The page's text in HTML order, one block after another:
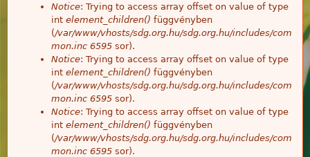
Notice: Trying to access array offset on value of type
int element_children() függvényben
(/var/www/vhosts/sdg.org.hu/sdg.org.hu/includes/com
mon.inc 6595 sor).
Notice: Trying to access array offset on value of type
int element_children() függvényben
(/var/www/vhosts/sdg.org.hu/sdg.org.hu/includes/com
mon.inc 6595 sor).
Notice: Trying to access array offset on value of type
int element_children() függvényben
(/var/www/vhosts/sdg.org.hu/sdg.org.hu/includes/com
mon.inc 6595 sor).